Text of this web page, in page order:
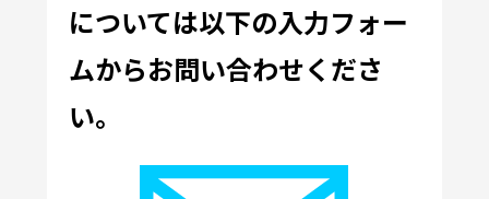
については以下の入力フォー
ムからお問い合わせくださ
い。